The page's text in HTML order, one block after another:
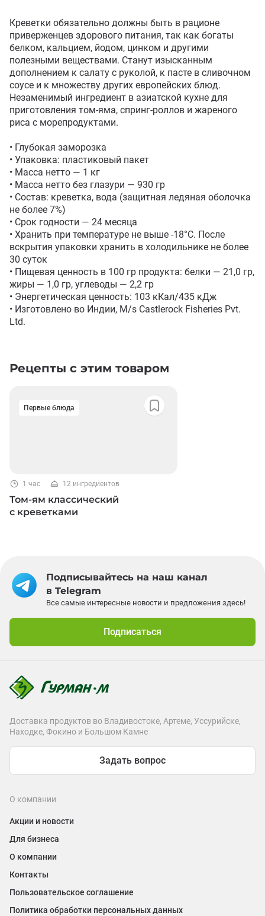
Креветки обязательно должны быть в рационе
приверженцев здорового питания, так как богаты
белком, кальцием, йодом, цинком и другими
полезными веществами. Станут изысканным
дополнением к салату с руколой, к пасте в сливочном
соусе и к множеству других европейских блюд.
Незаменимый ингредиент в азиатской кухне для
приготовления том-яма, спринг-роллов и жареного
риса с морепродуктами.
• Глубокая заморозка
• Упаковка: пластиковый пакет
• Масса нетто — 1 кг
• Масса нетто без глазури — 930 гр
• Состав: креветка, вода (защитная ледяная оболочка
не более 7%)
• Срок годности — 24 месяца
• Хранить при температуре не выше -18°С. После
вскрытия упаковки хранить в холодильнике не более
30 суток
• Пищевая ценность в 100 гр продукта: белки — 21,0 гр,
жиры — 1,0 гр, углеводы — 2,2 гр
• Энергетическая ценность: 103 кКал/435 кДж
• Изготовлено во Индии, M/s Castlerock Fisheries Pvt.
Ltd.
Рецепты с этим товаром
1 час 12 ингредиентов
Том-ям классический
с креветками
Первые блюда
Подписывайтесь на наш канал
в Telegram
Все самые интересные новости и предложения здесь!
Подписаться
О компании
Акции и новости
Для бизнеса
О компании
Контакты
Пользовательское соглашение
Политика обработки персональных данных
Доставка продуктов во Владивостоке, Артеме, Уссурийске,
Находке, Фокино и Большом Камне
Задать вопрос